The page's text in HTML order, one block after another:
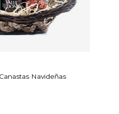
Canastas Navideñas